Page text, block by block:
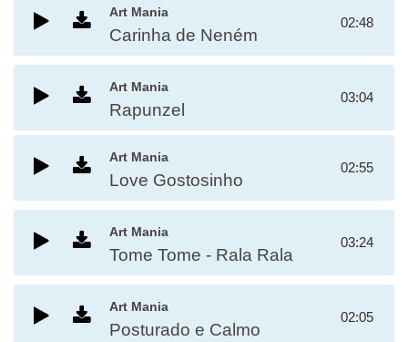
Art Mania
Carinha de Neném
02:48
Art Mania
Rapunzel
03:04
Art Mania
Love Gostosinho
02:55
Art Mania
Tome Tome - Rala Rala
03:24
Art Mania
Posturado e Calmo
02:05